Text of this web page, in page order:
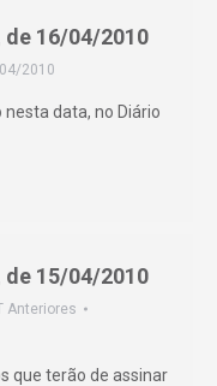
16/04/2010
2010
data, no Diário
15/04/2010
Anteriores
que terão de assinar